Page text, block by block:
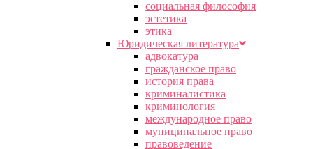
социальная философия
эстетика
этика
Юридическая литература
адвокатура
гражданское право
история права
криминалистика
криминология
международное право
муниципальное право
правоведение